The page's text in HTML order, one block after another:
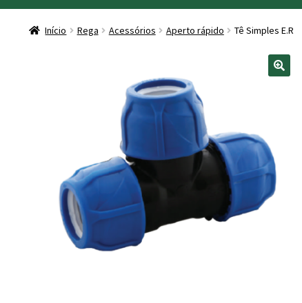
Início Rega Acessórios Aperto rápido Tê Simples E.R